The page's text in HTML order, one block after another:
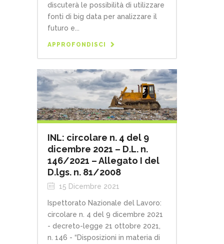
discuterà le possibilità di utilizzare
fonti di big data per analizzare il
futuro e...
APPROFONDISCI
INL: circolare n. 4 del 9
dicembre 2021 – D.L. n.
146/2021 – Allegato I del
D.lgs. n. 81/2008
15 Dicembre 2021
Ispettorato Nazionale del Lavoro:
circolare n. 4 del 9 dicembre 2021
- decreto-legge 21 ottobre 2021,
n. 146 - “Disposizioni in materia di